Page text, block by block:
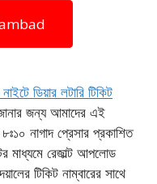
ডিয়ার লটারি টিকিট
জন্য আমাদের এই
নাগাদ প্রেসার প্রকাশিত
মাধ্যমে রেজাল্ট আপলোড
টিকিট নাম্বারের সাথে